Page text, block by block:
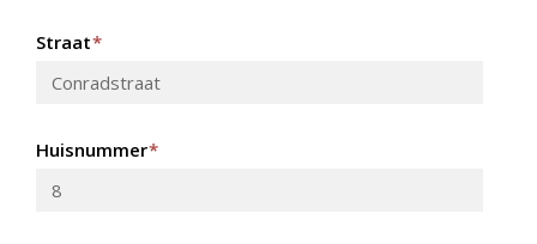
Straat*
Huisnummer*